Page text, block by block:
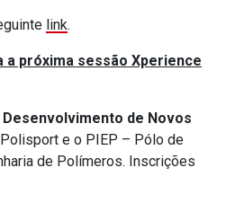
link.
a próxima sessão Xperience
Desenvolvimento de Novos
e o PIEP – Pólo de
de Polímeros. Inscrições